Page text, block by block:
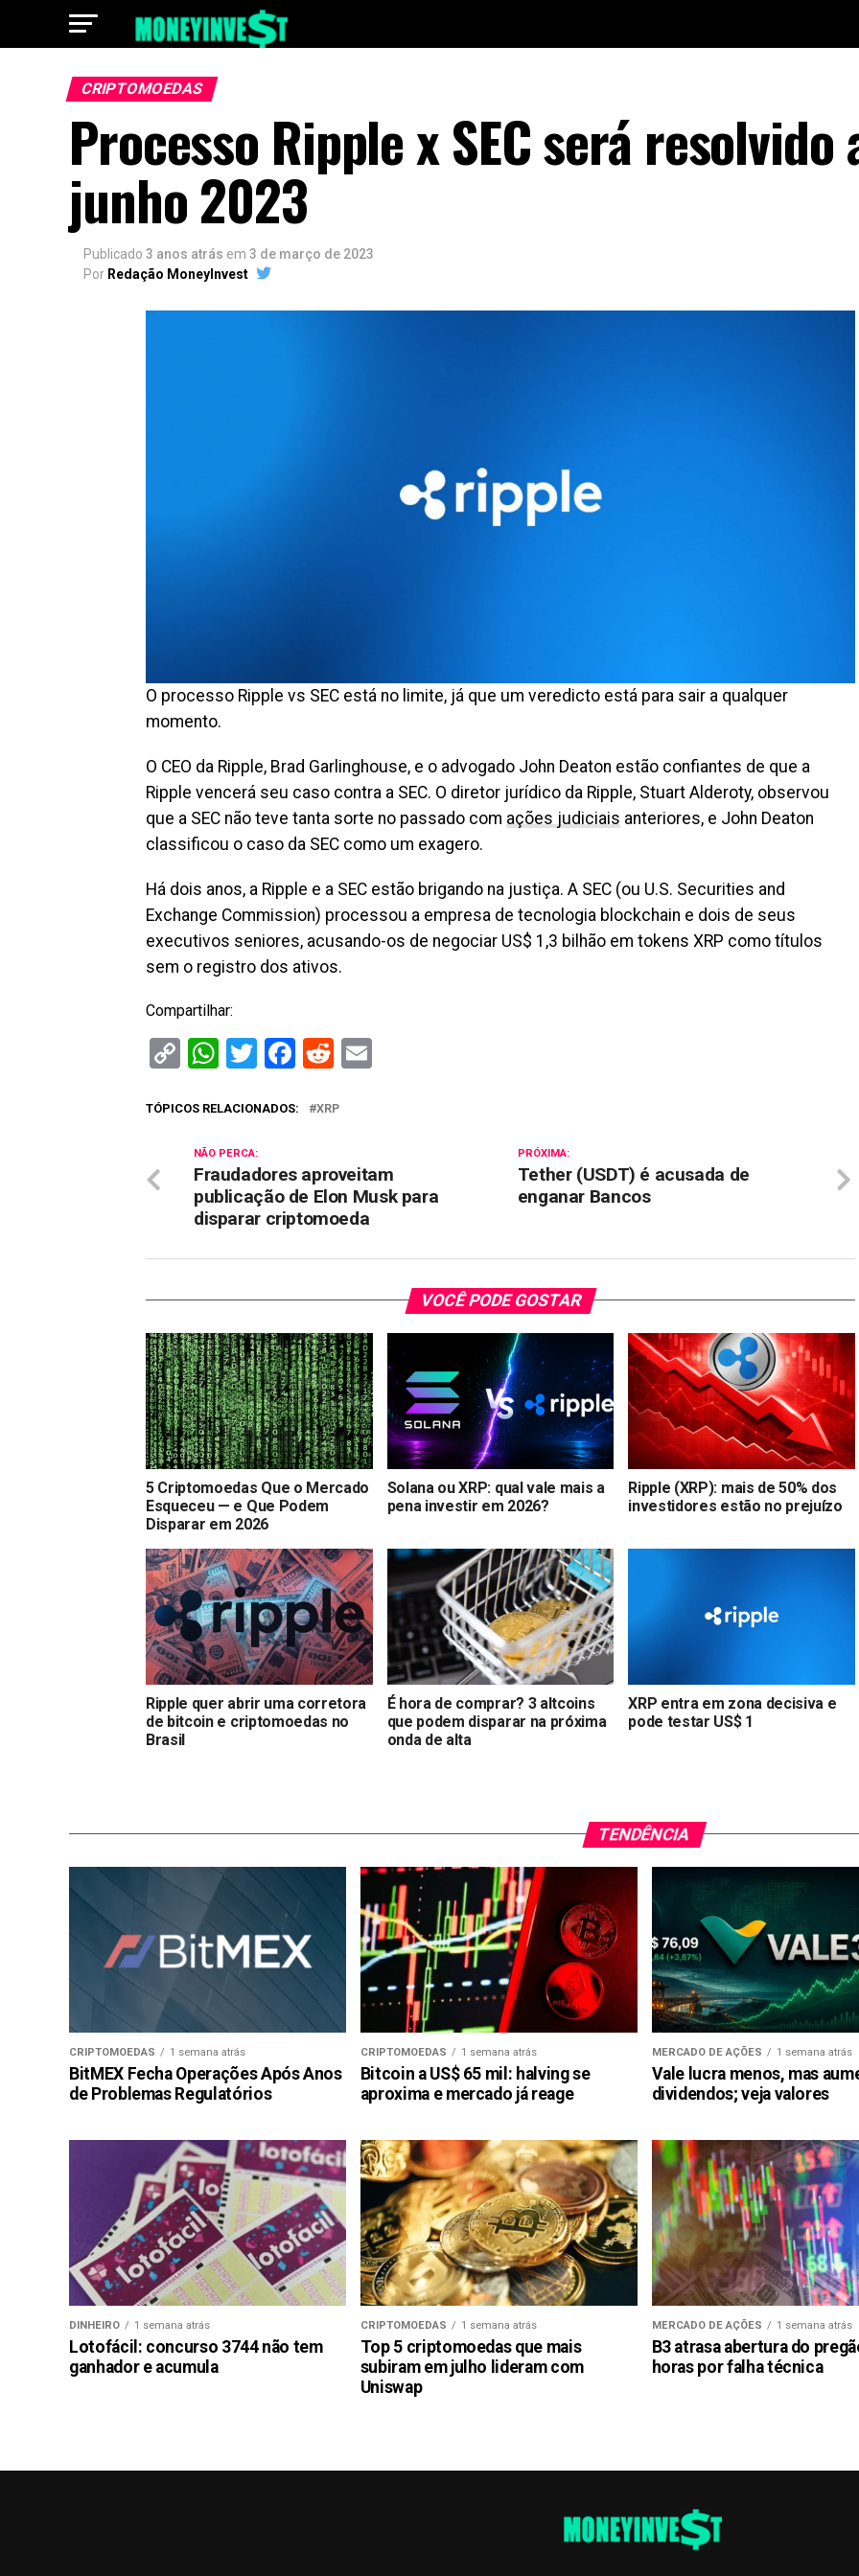
CRIPTOMOEDAS
Processo Ripple x SEC será resolvido
junho 2023
Publicado 3 anos atrás em 3 de março de 2023
Por Redação MoneyInvest
O processo Ripple vs SEC está no limite, já que um veredicto está para sair a qualquer
momento.
O CEO da Ripple, Brad Garlinghouse, e o advogado John Deaton estão confiantes de que a
Ripple vencerá seu caso contra a SEC. O diretor jurídico da Ripple, Stuart Alderoty, observou
que a SEC não teve tanta sorte no passado com ações judiciais anteriores, e John Deaton
classificou o caso da SEC como um exagero.
Há dois anos, a Ripple e a SEC estão brigando na justiça. A SEC (ou U.S. Securities and
Exchange Commission) processou a empresa de tecnologia blockchain e dois de seus
executivos seniores, acusando-os de negociar US$ 1,3 bilhão em tokens XRP como títulos
sem o registro dos ativos.
Compartilhar:
CopyWhatsApp
Twitter
Facebook
Reddit
TÓPICOS RELACIONADOS: XRP
PRÓXIMA:
Tether (USDT) é acusada de
enganar Bancos
NÃO PERCA:
Fraudadores aproveitam
publicação de Elon Musk para
disparar criptomoeda
VOCÊ PODE GOSTAR
5 Criptomoedas Que o Mercado
Esqueceu — e Que Podem
Disparar em 2026
Solana ou XRP: qual vale mais a
pena investir em 2026?
Ripple (XRP): mais de 50% dos
investidores estão no prejuízo
Ripple quer abrir uma corretora
de bitcoin e criptomoedas no
Brasil
É hora de comprar? 3 altcoins
que podem disparar na próxima
onda de alta
XRP entra em zona decisiva e
pode testar US$ 1
TENDÊNCIA
CRIPTOMOEDAS 1 semana atrás
BitMEX Fecha Operações Após Anos
de Problemas Regulatórios
CRIPTOMOEDAS 1 semana atrás
Bitcoin a US$ 65 mil: halving se
aproxima e mercado já reage
MERCADO DE AÇÕES 1 semana atrás
Vale lucra menos, mas
dividendos; veja valores
DINHEIRO 1 semana atrás
Lotofácil: concurso 3744 não tem
ganhador e acumula
CRIPTOMOEDAS 1 semana atrás
Top 5 criptomoedas que mais
subiram em julho lideram com
Uniswap
MERCADO DE AÇÕES 1 semana atrás
B3 atrasa abertura do
horas por falha técnica